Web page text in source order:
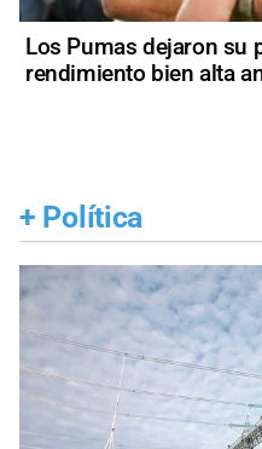
Los Pumas dejaron su
rendimiento bien alta
+ Política